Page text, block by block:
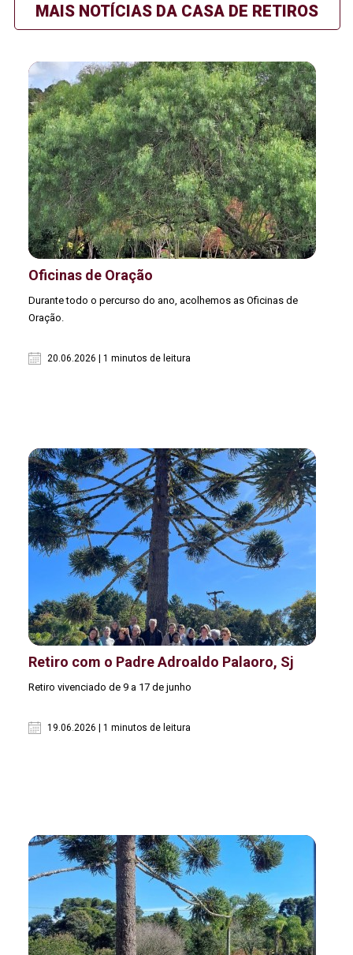
MAIS NOTÍCIAS DA CASA DE RETIROS
Oficinas de Oração
Durante todo o percurso do ano, acolhemos as Oficinas de
Oração.
20.06.2026 | 1 minutos de leitura
Retiro com o Padre Adroaldo Palaoro, Sj
Retiro vivenciado de 9 a 17 de junho
19.06.2026 | 1 minutos de leitura